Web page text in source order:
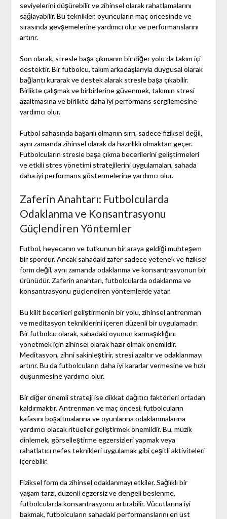
seviyelerini düşürebilir ve zihinsel olarak rahatlamalarını
sağlayabilir. Bu teknikler, oyuncuların maç öncesinde ve
sırasında gevşemelerine yardımcı olur ve performanslarını
artırır.
Son olarak, stresle başa çıkmanın bir diğer yolu da takım içi
destektir. Bir futbolcu, takım arkadaşlarıyla duygusal olarak
bağlantı kurarak ve destek alarak stresle başa çıkabilir.
Birlikte çalışmak ve birbirlerine güvenmek, takımın stresi
azaltmasına ve birlikte daha iyi performans sergilemesine
yardımcı olur.
Futbol sahasında başarılı olmanın sırrı, sadece fiziksel değil,
aynı zamanda zihinsel olarak da hazırlıklı olmaktan geçer.
Futbolcuların stresle başa çıkma becerilerini geliştirmeleri
ve etkili stres yönetimi stratejilerini uygulamaları, sahada
daha iyi performans göstermelerine yardımcı olur.
Zaferin Anahtarı: Futbolcularda
Odaklanma ve Konsantrasyonu
Güçlendiren Yöntemler
Futbol, heyecanın ve tutkunun bir araya geldiği muhteşem
bir spordur. Ancak sahadaki zafer sadece yetenek ve fiziksel
form değil, aynı zamanda odaklanma ve konsantrasyonun bir
ürünüdür. Zaferin anahtarı, futbolcularda odaklanma ve
konsantrasyonu güçlendiren yöntemlerde yatar.
Bu kilit becerileri geliştirmenin bir yolu, zihinsel antrenman
ve meditasyon tekniklerini içeren düzenli bir uygulamadır.
Bir futbolcu olarak, sahadaki oyunun karmaşıklığını
yönetmek için zihinsel olarak hazır olmak önemlidir.
Meditasyon, zihni sakinleştirir, stresi azaltır ve odaklanmayı
artırır. Bu da futbolcuların daha iyi kararlar vermesine ve hızlı
düşünmesine yardımcı olur.
Bir diğer önemli strateji ise dikkat dağıtıcı faktörleri ortadan
kaldırmaktır. Antrenman ve maç öncesi, futbolcuların
kafasını boşaltmalarına ve oyunlarına odaklanmalarına
yardımcı olacak ritüeller geliştirmek önemlidir. Bu, müzik
dinlemek, görselleştirme egzersizleri yapmak veya
rahatlatıcı nefes teknikleri uygulamak gibi çeşitli aktiviteleri
içerebilir.
Fiziksel form da zihinsel odaklanmayı etkiler. Sağlıklı bir
yaşam tarzı, düzenli egzersiz ve dengeli beslenme,
futbolcularda konsantrasyonu artırabilir. Vücutlarına iyi
bakmak, futbolcuların sahadaki performanslarını en üst